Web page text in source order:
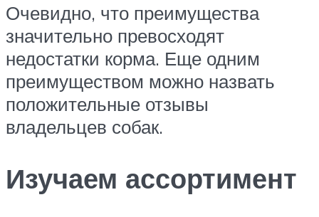
Очевидно, что преимущества
значительно превосходят
недостатки корма. Еще одним
преимуществом можно назвать
положительные отзывы
владельцев собак.
Изучаем ассортимент